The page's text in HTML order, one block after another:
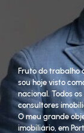
Fruto do trabalho
sou hoje visto
nacional. Todos
consultores
O meu grande
imobiliário, em